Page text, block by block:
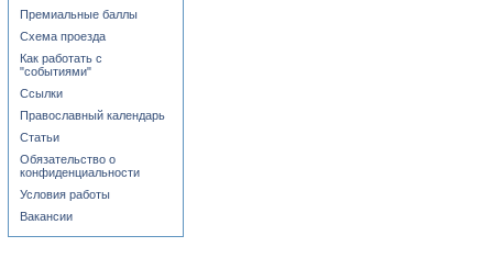
Премиальные баллы
Схема проезда
Как работать с
"событиями"
Ссылки
Православный календарь
Статьи
Обязательство о
конфиденциальности
Условия работы
Вакансии